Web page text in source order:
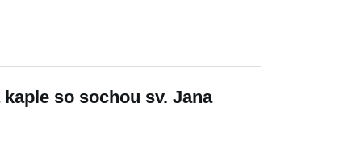
so sochou sv. Jana